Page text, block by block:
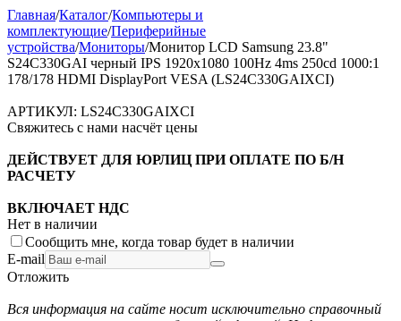
Главная/Каталог/Компьютеры и
комплектующие/Периферийные
устройства/Мониторы/Монитор LCD Samsung 23.8"
S24C330GAI черный IPS 1920x1080 100Hz 4ms 250cd 1000:1
178/178 HDMI DisplayPort VESA (LS24C330GAIXCI)
АРТИКУЛ: LS24C330GAIXCI
Свяжитесь с нами насчёт цены
ДЕЙСТВУЕТ ДЛЯ ЮРЛИЦ ПРИ ОПЛАТЕ ПО Б/Н
РАСЧЕТУ
ВКЛЮЧАЕТ НДС
Нет в наличии
Сообщить мне, когда товар будет в наличии
E-mail
Отложить
Вся информация на сайте носит исключительно справочный